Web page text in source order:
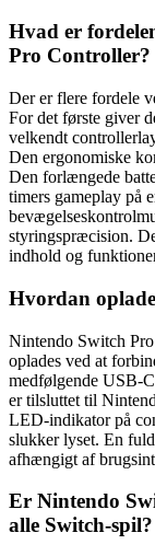
Hvad er
Pro Controller?
Der er flere fordele
For det første giver
velkendt
Den ergonomiske
Den forlængede
timers gameplay på
styringspræcision.
indhold og
Hvordan
Nintendo Switch
oplades ved at
medfølgende USB-
er tilsluttet til
LED-indikator på
slukker lyset. En
afhængigt af
Er Nintendo
alle Switch-spil?